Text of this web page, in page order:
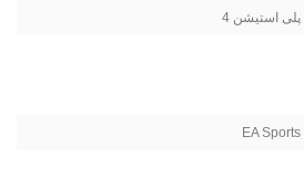
پلی استیشن 4
EA Sports